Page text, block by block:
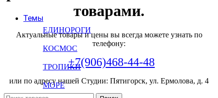
Темы
ЕДИНОРОГИ
КОСМОС
ТРОПИКИ
МОРЕ
товарами.
Актуальные товары и цены вы всегда можете узнать по
телефону:
+7(906)468-44-48
или по адресу нашей Студии: Пятигорск, ул. Ермолова, д. 4